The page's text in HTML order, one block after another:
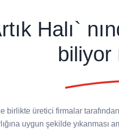
Halı`
biliyor
üretici firmalar
uygun şekilde yıkanması